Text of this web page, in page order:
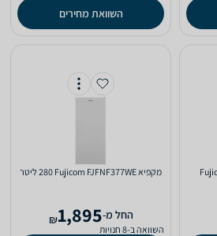
השוואת מחירים
מקפיא Fujicom FJFNF377WE ‏280 ‏ליטר
‫החל מ-1,895
₪
השוואה ב-8 חנויות